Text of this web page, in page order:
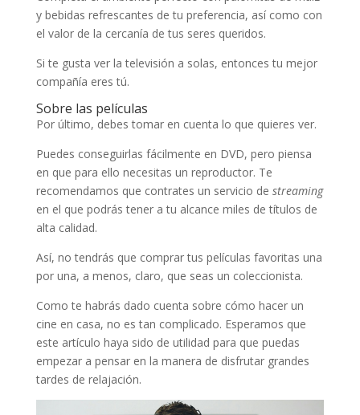
y bebidas refrescantes de tu preferencia, así como con
el valor de la cercanía de tus seres queridos.
Si te gusta ver la televisión a solas, entonces tu mejor
compañía eres tú.
Sobre las películas
Por último, debes tomar en cuenta lo que quieres ver.
Puedes conseguirlas fácilmente en DVD, pero piensa
en que para ello necesitas un reproductor. Te
recomendamos que contrates un servicio de streaming
en el que podrás tener a tu alcance miles de títulos de
alta calidad.
Así, no tendrás que comprar tus películas favoritas una
por una, a menos, claro, que seas un coleccionista.
Como te habrás dado cuenta sobre cómo hacer un
cine en casa, no es tan complicado. Esperamos que
este artículo haya sido de utilidad para que puedas
empezar a pensar en la manera de disfrutar grandes
tardes de relajación.